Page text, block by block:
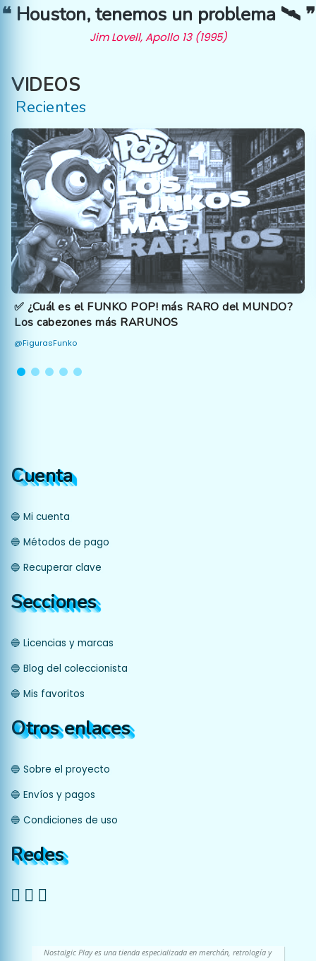
❝ Houston, tenemos un problema 🛰️ ❞
Jim Lovell, Apollo 13 (1995)
VIDEOS
Recientes
✅ ¿Cuál es el FUNKO POP! más RARO del MUNDO?
Los cabezones más RARUNOS
@FigurasFunko
Cuenta
🔵 Mi cuenta
🔵 Métodos de pago
🔵 Recuperar clave
Secciones
🔵 Licencias y marcas
🔵 Blog del coleccionista
🔵 Mis favoritos
Otros enlaces
🔵 Sobre el proyecto
🔵 Envíos y pagos
🔵 Condiciones de uso
Redes
Nostalgic Play es una tienda especializada en merchán, retrología y